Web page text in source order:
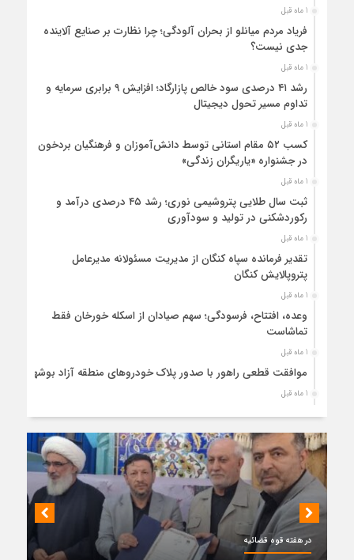
1 ماه قبل
فریاد مردم میانلو از بحران آلودگی؛ چرا نظارت بر صنایع آلاینده
جدی نیست؟
1 ماه قبل
رشد ۴۱ درصدی سود خالص پازارگاد؛ افزایش ۹ برابری سرمایه و
تداوم مسیر تحول دیجیتال
1 ماه قبل
کسب ۵۲ مقام استانی توسط دانش‌آموزان و فرهنگیان بردخون
در جشنواره «یاریگران زندگی»
1 ماه قبل
ثبت سال طلایی پتروشیمی نوری؛ رشد ۴۵ درصدی درآمد و
رکوردشکنی در تولید و سودآوری
1 ماه قبل
تقدیر فرمانده سپاه کنگان از مدیریت مسئولانه مدیرعامل
پتروپالایش کنگان
1 ماه قبل
وعده، افتتاح، فرسودگی؛ سهم صیادان از اسکله خورخان فقط
تماشاست
1 ماه قبل
موافقت قطعی راهور با صدور پلاک خودروهای منطقه آزاد بوشهر
1 ماه قبل
حضور میدانی واحد ثبتی دیر در آبدان؛ ارائه خدمات و نقشه‌برداری
رایگان برای کاهش مراجعات مردمی
1 ماه قبل
دبیر ستاد بزرگداشت هفته دولت در استان بوشهر منصوب شد
کمربندی دیر؛ مسیر نجاتی که در بن‌بست ترک‌فعل‌ها مانده است
پتروشیمی نوری بر سکوی طلای BRICS 2026 ایستاد
در هفته قوه قضائیه